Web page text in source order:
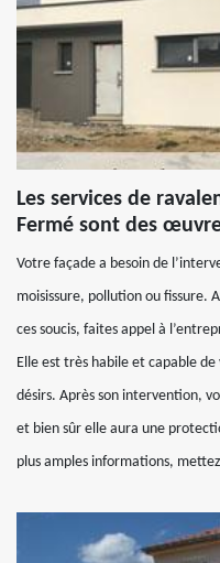
Les services de
Fermé sont des
Votre façade a besoin de
moisissure, pollution ou fissure.
ces soucis, faites appel à
Elle est très habile et capable
désirs. Après son intervention,
et bien sûr elle aura une
plus amples informations,